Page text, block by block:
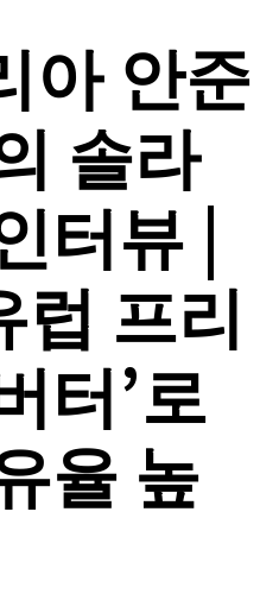
아 안준
솔라
터뷰 |
럽 프리
터’로
율 높